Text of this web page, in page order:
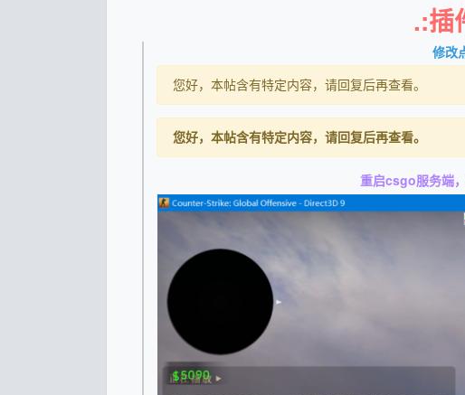
.:插
修改
您好，本帖含有特定内容，请回复后再查看。
您好，本帖含有特定内容，请回复后再查看。
重启csgo服务端